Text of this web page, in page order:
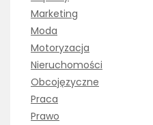
Marketing
Moda
Motoryzacja
Nieruchomości
Obcojęzyczne
Praca
Prawo